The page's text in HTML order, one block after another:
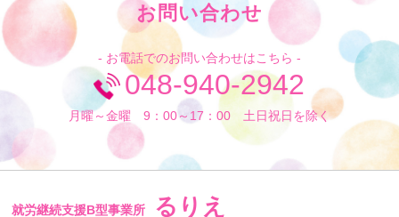
お問い合わせ
- お電話でのお問い合わせはこちら -
048-940-2942
月曜～金曜 9：00～17：00 土日祝日を除く
就労継続支援B型事業所 るりえ